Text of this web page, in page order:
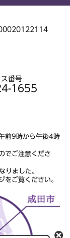
番号
1655
前9時から午後4時
でご注意くださ
りました。
をご覧ください。